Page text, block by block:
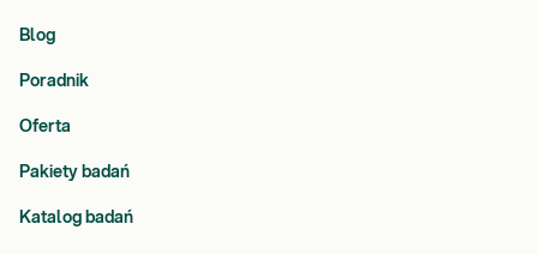
Blog
Poradnik
Oferta
Pakiety badań
Katalog badań